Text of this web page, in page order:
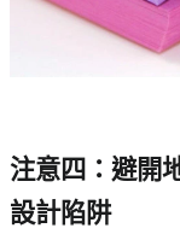
注意四：避開
設計陷阱